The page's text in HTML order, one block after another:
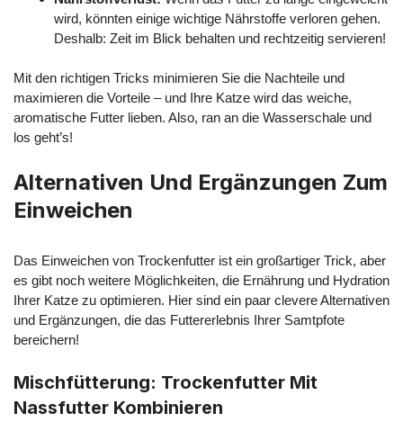
wird, könnten einige wichtige Nährstoffe verloren gehen.
Deshalb: Zeit im Blick behalten und rechtzeitig servieren!
Mit den richtigen Tricks minimieren Sie die Nachteile und
maximieren die Vorteile – und Ihre Katze wird das weiche,
aromatische Futter lieben. Also, ran an die Wasserschale und
los geht’s!
Alternativen Und Ergänzungen Zum
Einweichen
Das Einweichen von Trockenfutter ist ein großartiger Trick, aber
es gibt noch weitere Möglichkeiten, die Ernährung und Hydration
Ihrer Katze zu optimieren. Hier sind ein paar clevere Alternativen
und Ergänzungen, die das Futtererlebnis Ihrer Samtpfote
bereichern!
Mischfütterung: Trockenfutter Mit
Nassfutter Kombinieren